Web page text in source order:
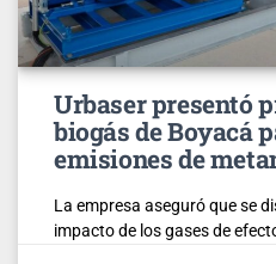
Urbaser presentó
biogás de Boyacá
emisiones de
La empresa aseguró que se
impacto de los gases de